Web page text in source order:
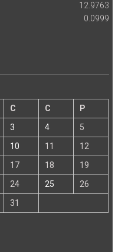
12.9763
0.0999
C C
P
3 4
5
10 11
12
17 18
19
24 25
26
31